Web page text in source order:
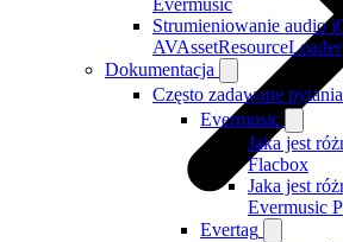
Evermusic
Strumieniowanie audio
AVAssetResourceLoader
Dokumentacja
Często zadawane pytania
Evermusic
Jaka jest
Flacbox
Jaka jest
Evermusic
Evertag